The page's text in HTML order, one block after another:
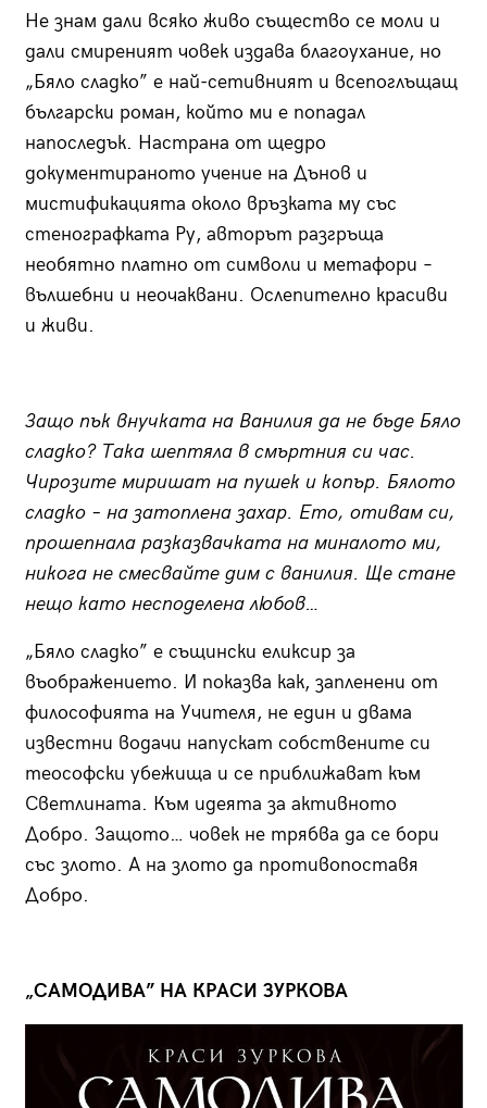
Не знам дали всяко живо същество се моли и
дали смиреният човек издава благоухание, но
„Бяло сладко” е най-сетивният и всепоглъщащ
български роман, който ми е попадал
напоследък. Настрана от щедро
документираното учение на Дънов и
мистификацията около връзката му със
стенографката Ру, авторът разгръща
необятно платно от символи и метафори –
вълшебни и неочаквани. Ослепително красиви
и живи.
Защо пък внучката на Ванилия да не бъде Бяло
сладко? Така шептяла в смъртния си час.
Чирозите миришат на пушек и копър. Бялото
сладко – на затоплена захар. Ето, отивам си,
прошепнала разказвачката на миналото ми,
никога не смесвайте дим с ванилия. Ще стане
нещо като несподелена любов…
„Бяло сладко” е същински еликсир за
въображението. И показва как, запленени от
философията на Учителя, не един и двама
известни водачи напускат собствените си
теософски убежища и се приближават към
Светлината. Към идеята за активното
Добро. Защото… човек не трябва да се бори
със злото. А на злото да противопоставя
Добро.
„САМОДИВА” НА КРАСИ ЗУРКОВА